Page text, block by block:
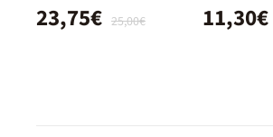
25,00€
23,75€ 11,30€